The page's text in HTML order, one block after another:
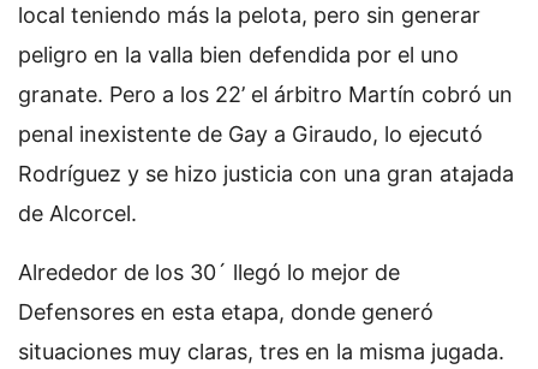
local teniendo más la pelota, pero sin generar
peligro en la valla bien defendida por el uno
granate. Pero a los 22’ el árbitro Martín cobró un
penal inexistente de Gay a Giraudo, lo ejecutó
Rodríguez y se hizo justicia con una gran atajada
de Alcorcel.
Alrededor de los 30´ llegó lo mejor de
Defensores en esta etapa, donde generó
situaciones muy claras, tres en la misma jugada.